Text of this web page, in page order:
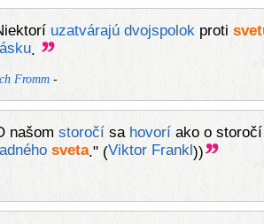
uzatvárajú dvojspolokproti
.
Fromm-
našom storočísa hovoríako o
sveta." (Viktor Frankl))